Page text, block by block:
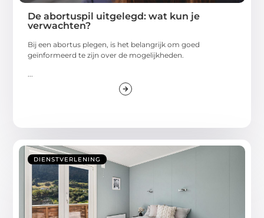
De abortuspil uitgelegd: wat kun je
verwachten?
Bij een abortus plegen, is het belangrijk om goed
geïnformeerd te zijn over de mogelijkheden.
...
DIENSTVERLENING